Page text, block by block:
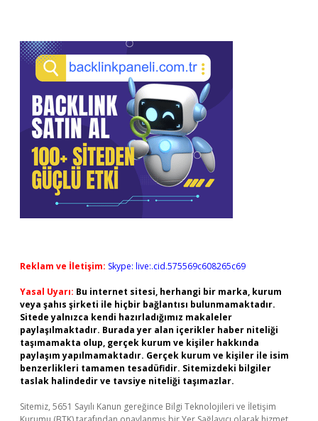
Sidebar
Reklam ve İletişim: Skype: live:.cid.575569c608265c69
Yasal Uyarı: Bu internet sitesi, herhangi bir marka, kurum
veya şahıs şirketi ile hiçbir bağlantısı bulunmamaktadır.
Sitede yalnızca kendi hazırladığımız makaleler
paylaşılmaktadır. Burada yer alan içerikler haber niteliği
taşımamakta olup, gerçek kurum ve kişiler hakkında
paylaşım yapılmamaktadır. Gerçek kurum ve kişiler ile isim
benzerlikleri tamamen tesadüfidir. Sitemizdeki bilgiler
taslak halindedir ve tavsiye niteliği taşımazlar.
Sitemiz, 5651 Sayılı Kanun gereğince Bilgi Teknolojileri ve İletişim